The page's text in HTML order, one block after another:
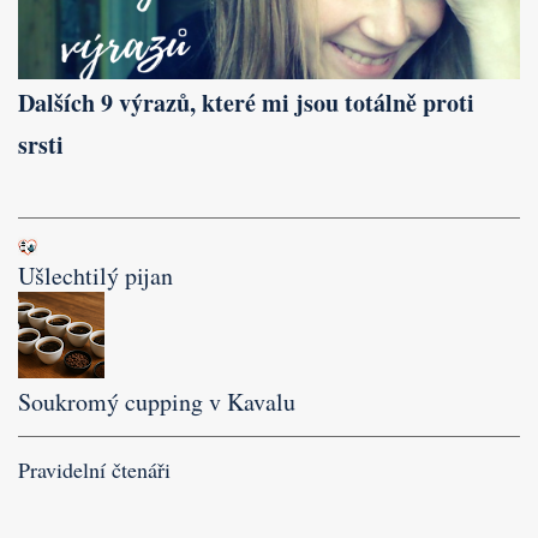
Dalších 9 výrazů, které mi jsou totálně proti
srsti
Ušlechtilý pijan
Soukromý cupping v Kavalu
Pravidelní čtenáři